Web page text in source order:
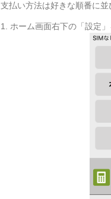
支払い方法は好きな順番に並
1. ホーム画面右下の「設定」